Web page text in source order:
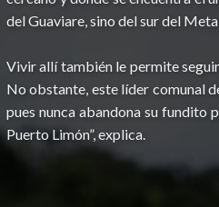
del Guaviare, sino del sur del
Vivir allí también le permite
No obstante, este líder comunal
pues nunca abandona su fundito
Puerto Limón”, explica.